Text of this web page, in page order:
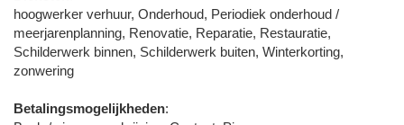
hoogwerker verhuur, Onderhoud, Periodiek onderhoud /
meerjarenplanning, Renovatie, Reparatie, Restauratie,
Schilderwerk binnen, Schilderwerk buiten, Winterkorting,
zonwering
Betalingsmogelijkheden: